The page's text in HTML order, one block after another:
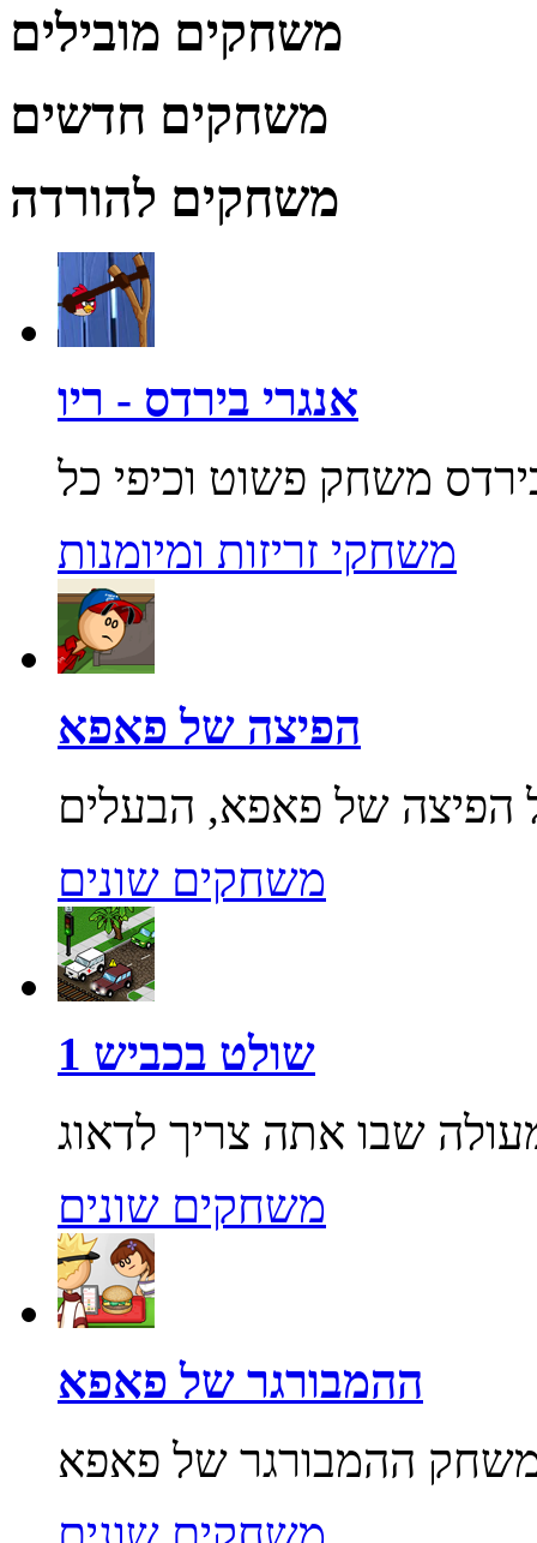
משחקים מובילים
משחקים חדשים
משחקים להורדה
אנגרי בירדס - ריו
משחקי זריזות ומיומנות
הפיצה של פאפא
משחקים שונים
שולט בכביש 1
משחקים שונים
ההמבורגר של פאפא